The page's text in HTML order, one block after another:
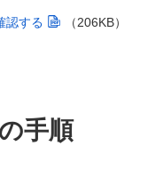
認する （206KB）
手順